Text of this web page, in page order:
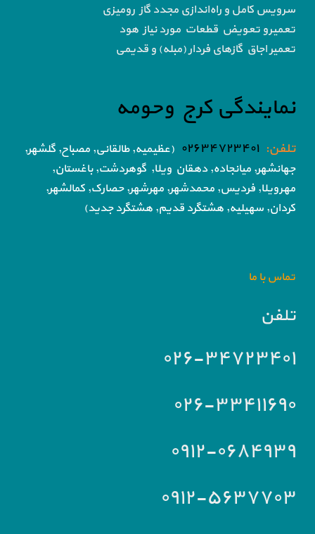
سرویس کامل و راه‌اندازی مجدد گاز رومیزی
تعمیرو تعویض قطعات مورد نیاز هود
تعمیر اجاق گاز‌های فردار (مبله) و قدیمی
نمایندگی کرج وحومه
تلفن: ۰۲۶۳۴۷۲۳۴۰۱
(عظیمیه, طالقانی, مصباح, گلشهر,
جهانشهر, میانجاده, دهقان ویلا, گوهردشت, باغستان,
مهرویلا, فردیس, محمدشهر, مهرشهر, حصارک, کمالشهر,
کردان, سهیلیه, هشتگرد قدیم, هشتگرد جدید)
تماس با ما
تلفن
۰۲۶-۳۴۷۲۳۴۰۱
۰۲۶-۳۳۴۱۱۶۹۰
۰۹۱۲-۰۶۸۴۹۳۹
۰۹۱۲-۵۶۳۷۷۰۳